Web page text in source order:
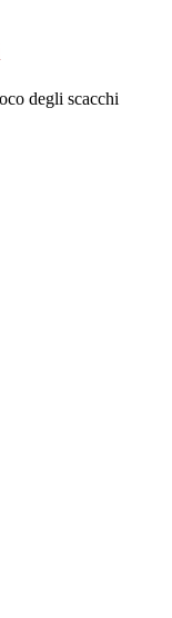
degli scacchi